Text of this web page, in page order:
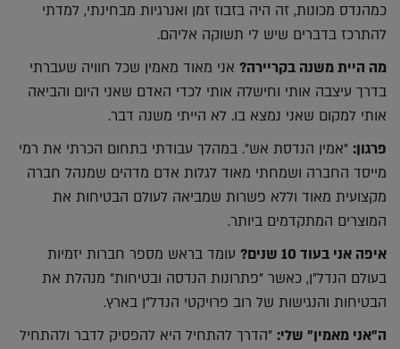
כמהנדס מכונות, זה היה בזבוז זמן ואנרגיות מבחינתי, למדתי
להתרכז בדברים שיש לי תשוקה אליהם.
מה היית משנה בקריירה? אני מאוד מאמין שכל חוויה שעברתי
בדרך עיצבה אותי וחישלה אותי לכדי האדם שאני היום והביאה
אותי למקום שאני נמצא בו. לא הייתי משנה דבר.
פרגון: "אמין הנדסת אש". במהלך עבודתי בתחום הכרתי את רמי
מייסד החברה ושמחתי מאוד לגלות אדם מדהים שמנהל חברה
מקצועית מאוד וללא פשרות שמביאה לעולם הבטיחות את
המוצרים המתקדמים ביותר.
איפה אני בעוד 10 שנים?
עומד בראש מספר חברות יזמיות
בעולם הנדל"ן, כאשר "פתרונות הנדסה ובטיחות" מנהלת את
הבטיחות והנגישות של רוב פרויקטי הנדל"ן בארץ.
ה"אני מאמין" שלי: "הדרך להתחיל היא להפסיק לדבר ולהתחיל